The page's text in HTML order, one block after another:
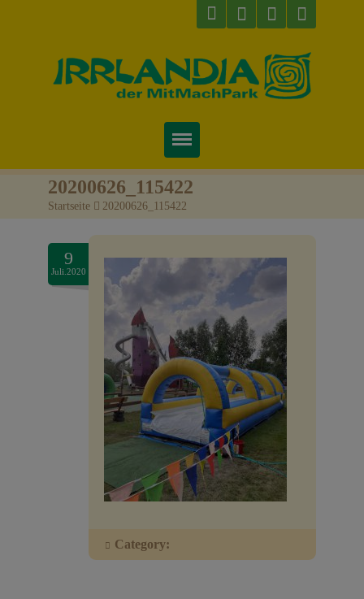
Startseite
Preise & Infos
Tickets
Attraktionen
Videos
Veranstaltungen
Baumpaten
20200626_115422
Startseite > 20200626_115422
9
Juli.2020
Category: